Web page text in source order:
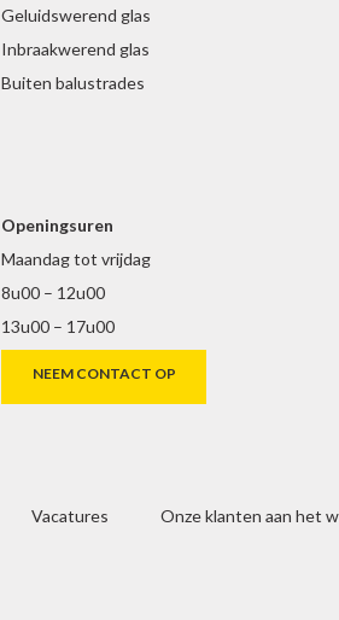
Geluidswerend glas
Inbraakwerend glas
Buiten balustrades
Openingsuren
Maandag tot vrijdag
8u00 – 12u00
13u00 – 17u00
NEEM CONTACT OP
Vacatures Onze klanten aan het